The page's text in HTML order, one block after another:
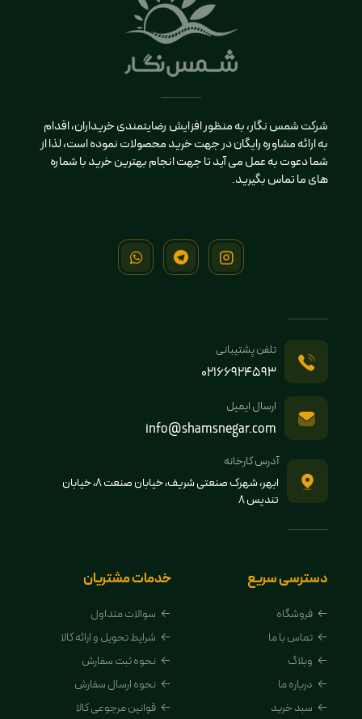
شرکت شمس نگار، به منظور افزایش رضایتمندی خریداران، اقدام
به ارائه مشاوره رایگان در جهت خرید محصولات نموده است، لذا از
شما دعوت به عمل می آید تا جهت انجام بهترین خرید با شماره
های ما تماس بگیرید.
تلفن پشتیبانی
02166924593
ارسال ایمیل
info@shamsnegar.com
آدرس کارخانه
ابهر، شهرک صنعتی شریف، خیابان صنعت 8، خیابان
تندیس 8
دسترسی سریع
فروشگاه
تماس با ما
وبلاگ
درباره ما
سبد خرید
خدمات مشتریان
سوالات متداول
شرایط تحویل و ارائه کالا
نحوه ثبت سفارش
نحوه ارسال سفارش
قوانین مرجوعی کالا